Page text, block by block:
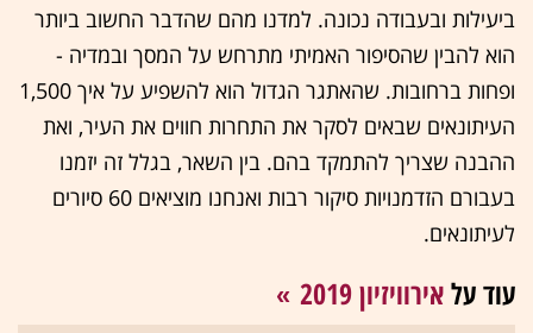
ביעילות ובעבודה נכונה. למדנו מהם שהדבר החשוב ביותר
הוא להבין שהסיפור האמיתי מתרחש על המסך ובמדיה -
ופחות ברחובות. שהאתגר הגדול הוא להשפיע על איך 1,500
העיתונאים שבאים לסקר את התחרות חווים את העיר, ואת
ההבנה שצריך להתמקד בהם. בין השאר, בגלל זה יזמנו
בעבורם הזדמנויות סיקור רבות ואנחנו מוציאים 60 סיורים
לעיתונאים.
עוד עלאירוויזיון 2019